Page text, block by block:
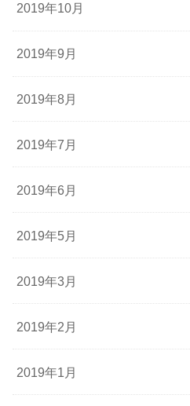
2019年10月
2019年9月
2019年8月
2019年7月
2019年6月
2019年5月
2019年3月
2019年2月
2019年1月